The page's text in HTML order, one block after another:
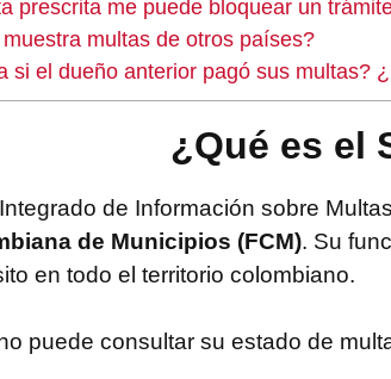
prescrita me puede bloquear un
multas de otros países?
si el dueño anterior pagó sus multas?
¿Qué es el
de Información sobre
de Municipios (FCM). Su
en todo el territorio colombiano.
puede consultar su estado de